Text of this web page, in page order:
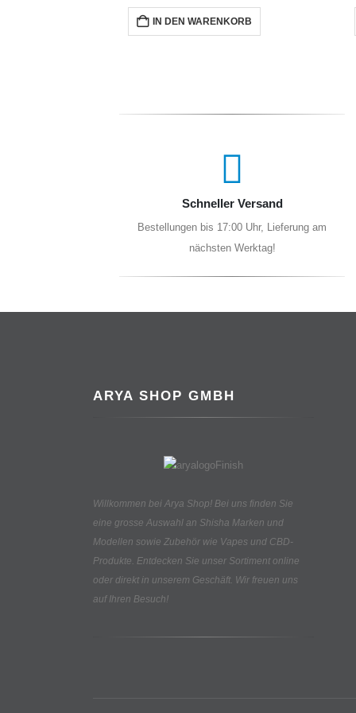
IN DEN WARENKORB
Schneller Versand
Bestellungen bis 17:00 Uhr, Lieferung am
nächsten Werktag!
ARYA SHOP GMBH
Willkommen bei Arya Shop! Bei uns finden Sie
eine grosse Auswahl an Shisha Marken und
Modellen sowie Zubehör wie Vapes und CBD-
Produkte. Entdecken Sie unser Sortiment online
oder direkt in unserem Geschäft. Wir freuen uns
auf Ihren Besuch!